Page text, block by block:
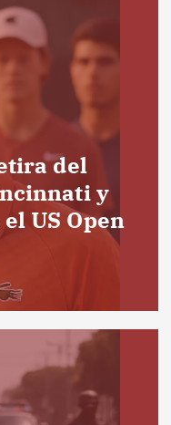
del
y
US Open